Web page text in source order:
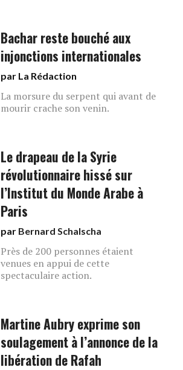
Bachar reste bouché aux
injonctions internationales
par La Rédaction
La morsure du serpent qui avant de
mourir crache son venin.
Le drapeau de la Syrie
révolutionnaire hissé sur
l’Institut du Monde Arabe à
Paris
par Bernard Schalscha
Près de 200 personnes étaient
venues en appui de cette
spectaculaire action.
Martine Aubry exprime son
soulagement à l’annonce de la
libération de Rafah